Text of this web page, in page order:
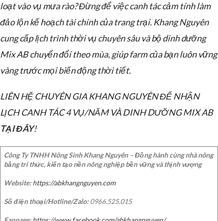
loạt vào vụ mưa rào? Đừng để việc canh tác cảm tính làm
đảo lộn kế hoạch tài chính của trang trại. Khang Nguyên
cung cấp lịch trình thời vụ chuyên sâu và bộ dinh dưỡng
Mix AB chuyển đổi theo mùa, giúp farm của bạn luôn vững
vàng trước mọi biến động thời tiết.
LIÊN HỆ CHUYÊN GIA KHANG NGUYÊN ĐỂ NHẬN
LỊCH CANH TÁC 4 VỤ/NĂM VÀ DINH DƯỠNG MIX AB
TẠI ĐÂY!
Công Ty TNHH Nông Sinh Khang Nguyên – Đồng hành cùng nhà nông
bằng tri thức, kiến tạo nền nông nghiệp bền vững và thịnh vượng
Website: https://abkhangnguyen.com
Số điện thoại/Hotline/Zalo:0966.525.015